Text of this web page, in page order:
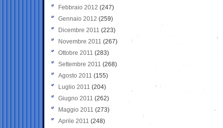
Febbraio 2012 (247)
Gennaio 2012 (259)
Dicembre 2011 (223)
Novembre 2011 (267)
Ottobre 2011 (283)
Settembre 2011 (268)
Agosto 2011 (155)
Luglio 2011 (204)
Giugno 2011 (262)
Maggio 2011 (273)
Aprile 2011 (248)